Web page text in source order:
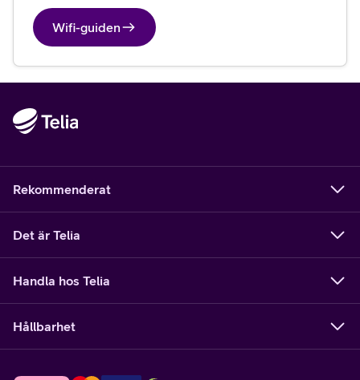
Wifi-guiden
Rekommenderat
Det är Telia
Handla hos Telia
Hållbarhet